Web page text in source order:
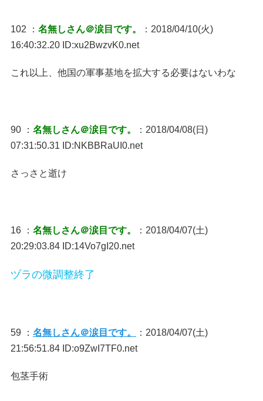
102 ： 名無しさん＠涙目です。
：2018/04/10(火)
16:40:32.20 ID:xu2BwzvK0.net
これ以上、他国の軍事基地を拡大する必要はないわな
90 ： 名無しさん＠涙目です。
：2018/04/08(日)
07:31:50.31 ID:NKBBRaUI0.net
さっさと逝け
16 ： 名無しさん＠涙目です。
：2018/04/07(土)
20:29:03.84 ID:14Vo7gI20.net
ヅラの微調整終了
59 ： 名無しさん＠涙目です。
：2018/04/07(土)
21:56:51.84 ID:o9ZwI7TF0.net
包茎手術